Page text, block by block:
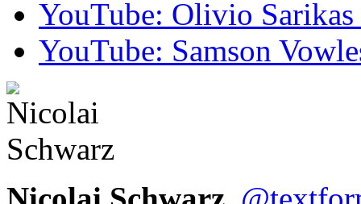
YouTube: Olivio
YouTube: Samson